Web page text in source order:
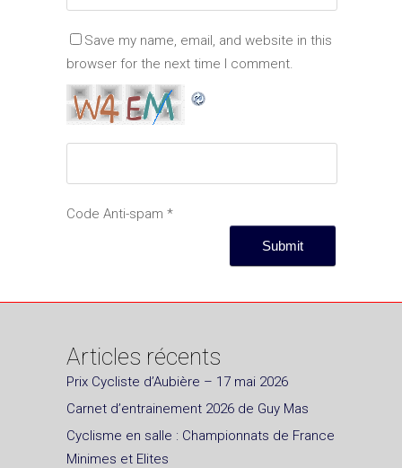
Save my name, email, and website in this
browser for the next time I comment.
Code Anti-spam *
Articles récents
Prix Cycliste d’Aubière – 17 mai 2026
Carnet d’entrainement 2026 de Guy Mas
Cyclisme en salle : Championnats de France
Minimes et Elites